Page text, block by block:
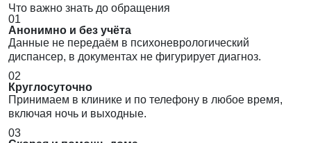
Что важно знать до обращения
01
Анонимно и без учёта
Данные не передаём в психоневрологический
диспансер, в документах не фигурирует диагноз.
02
Круглосуточно
Принимаем в клинике и по телефону в любое время,
включая ночь и выходные.
03